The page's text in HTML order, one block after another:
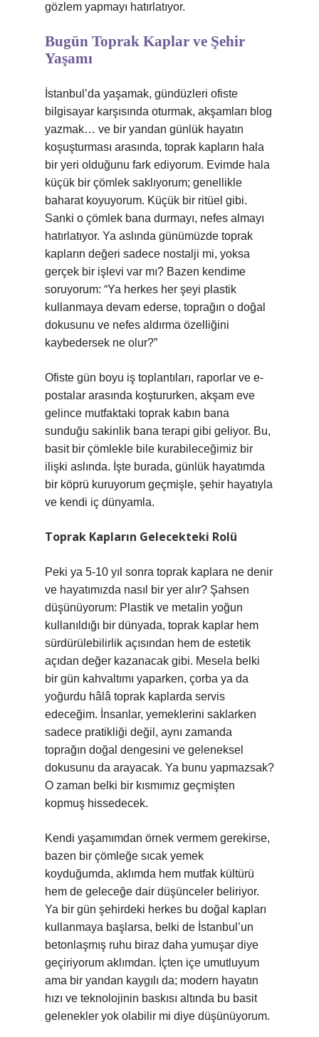
gözlem yapmayı hatırlatıyor.
Bugün Toprak Kaplar ve Şehir
Yaşamı
İstanbul’da yaşamak, gündüzleri ofiste
bilgisayar karşısında oturmak, akşamları blog
yazmak… ve bir yandan günlük hayatın
koşuşturması arasında, toprak kapların hala
bir yeri olduğunu fark ediyorum. Evimde hala
küçük bir çömlek saklıyorum; genellikle
baharat koyuyorum. Küçük bir ritüel gibi.
Sanki o çömlek bana durmayı, nefes almayı
hatırlatıyor. Ya aslında günümüzde toprak
kapların değeri sadece nostalji mi, yoksa
gerçek bir işlevi var mı? Bazen kendime
soruyorum: “Ya herkes her şeyi plastik
kullanmaya devam ederse, toprağın o doğal
dokusunu ve nefes aldırma özelliğini
kaybedersek ne olur?”
Ofiste gün boyu iş toplantıları, raporlar ve e-
postalar arasında koştururken, akşam eve
gelince mutfaktaki toprak kabın bana
sunduğu sakinlik bana terapi gibi geliyor. Bu,
basit bir çömlekle bile kurabileceğimiz bir
ilişki aslında. İşte burada, günlük hayatımda
bir köprü kuruyorum geçmişle, şehir hayatıyla
ve kendi iç dünyamla.
Toprak Kapların Gelecekteki Rolü
Peki ya 5-10 yıl sonra toprak kaplara ne denir
ve hayatımızda nasıl bir yer alır? Şahsen
düşünüyorum: Plastik ve metalin yoğun
kullanıldığı bir dünyada, toprak kaplar hem
sürdürülebilirlik açısından hem de estetik
açıdan değer kazanacak gibi. Mesela belki
bir gün kahvaltımı yaparken, çorba ya da
yoğurdu hâlâ toprak kaplarda servis
edeceğim. İnsanlar, yemeklerini saklarken
sadece pratikliği değil, aynı zamanda
toprağın doğal dengesini ve geleneksel
dokusunu da arayacak. Ya bunu yapmazsak?
O zaman belki bir kısmımız geçmişten
kopmuş hissedecek.
Kendi yaşamımdan örnek vermem gerekirse,
bazen bir çömleğe sıcak yemek
koyduğumda, aklımda hem mutfak kültürü
hem de geleceğe dair düşünceler beliriyor.
Ya bir gün şehirdeki herkes bu doğal kapları
kullanmaya başlarsa, belki de İstanbul’un
betonlaşmış ruhu biraz daha yumuşar diye
geçiriyorum aklımdan. İçten içe umutluyum
ama bir yandan kaygılı da; modern hayatın
hızı ve teknolojinin baskısı altında bu basit
gelenekler yok olabilir mi diye düşünüyorum.